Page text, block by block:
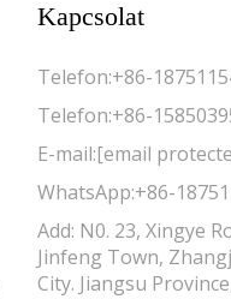
Kapcsolat
Telefon:+86-
Telefon:+86-
E-mail:[email
WhatsApp:+86-
Add: N0. 23, Xingye
Jinfeng Town,
City. Jiangsu